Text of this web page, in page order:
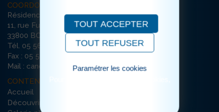
COORDONNÉES
Résidence La Canopée
11, rue Furtado
33800 BORDEAUX
Tél. 05 56 79 65 65
Fax : 05 56 79 35 74
Mail : canopee-bordeaux@ehpad-sedna.fr
CONTENU DU SITE
Accueil
Découvrir la résidence
TOUT ACCEPTER
TOUT REFUSER
Paramétrer les cookies